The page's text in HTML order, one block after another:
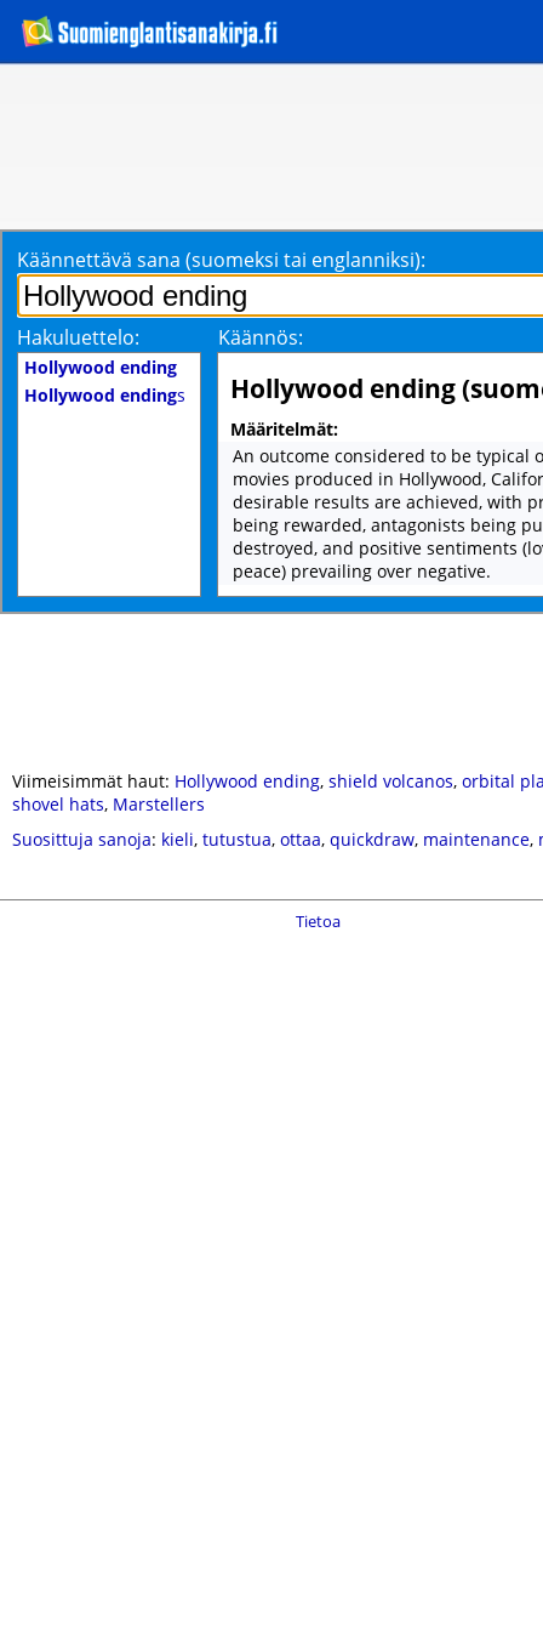
Käännettävä sana (suomeksi tai englanniksi):
Hakuluettelo: Käännös:
Hollywood ending
Hollywood endings Hollywood ending
Määritelmät:
An outcome considered to be typical
movies produced in Hollywood,
desirable results are achieved, with
being rewarded, antagonists being
destroyed, and positive sentiments
peace) prevailing over negative.
Viimeisimmät haut: Hollywood ending, shield volcanos, orbital
shovel hats, Marstellers
Suosittuja sanoja: kieli, tutustua, ottaa, quickdraw, maintenance,
Tietoa